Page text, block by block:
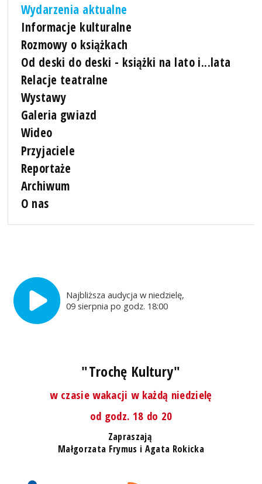
Wydarzenia aktualne
Informacje kulturalne
Rozmowy o książkach
Od deski do deski - książki na lato i...lata
Relacje teatralne
Wystawy
Galeria gwiazd
Wideo
Przyjaciele
Reportaże
Archiwum
O nas
Najbliższa audycja w niedzielę,
09 sierpnia po godz. 18:00
"Trochę Kultury"
w czasie wakacji w każdą niedzielę
od godz. 18 do 20
Zapraszają
Małgorzata Frymus i Agata Rokicka